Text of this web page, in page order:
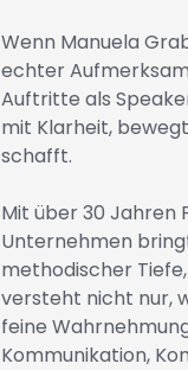
Wenn Manuela
echter
Auftritte als
mit Klarheit,
schafft.
Mit über 30 Jahren
Unternehmen
methodischer
versteht nicht nur,
feine
Kommunikation,